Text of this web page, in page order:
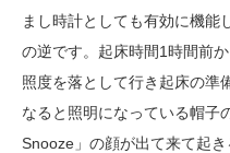
まし時計としても有効に機能
の逆です。起床時間1時間前
照度を落として行き起床の準
なると照明になっている帽子
Snooze」の顔が出て来て起